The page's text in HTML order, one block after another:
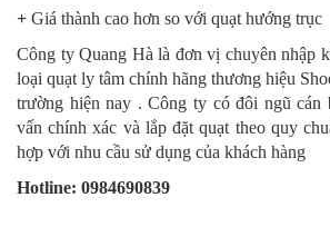
+ Giá thành cao hơn so với quạt hướng trục
Công ty Quang Hà là đơn vị chuyên nhập
loại quạt ly tâm chính hãng thương hiệu
trường hiện nay . Công ty có đôi ngũ cán
vấn chính xác và lắp đặt quạt theo quy
hợp với nhu cầu sử dụng của khách hàng
Hotline: 0984690839